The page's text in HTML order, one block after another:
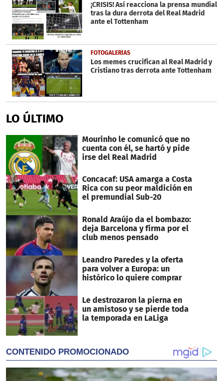
¡CRISIS! Así reacciona la prensa mundial
tras la dura derrota del Real Madrid
ante el Tottenham
FOTOGALERÍAS
Los memes crucifican al Real Madrid y
Cristiano tras derrota ante Tottenham
LO ÚLTIMO
Mourinho le comunicó que no
cuenta con él, se hartó y pide
irse del Real Madrid
Concacaf: USA amarga a Costa
Rica con su peor maldición en
el premundial Sub-20
Ronald Araújo da el bombazo:
deja Barcelona y firma por el
club menos pensado
Leandro Paredes y la oferta
para volver a Europa: un
histórico lo quiere comprar
Le destrozaron la pierna en
un amistoso y se pierde toda
la temporada en LaLiga